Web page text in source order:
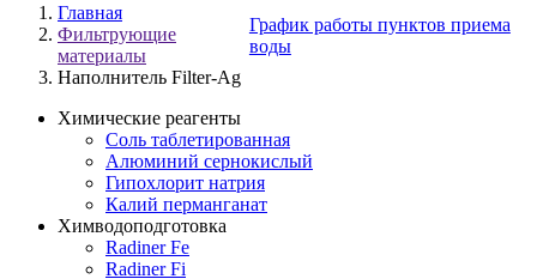
Главная
Фильтрующие
материалы
Наполнитель Filter-Ag
График работы пунктов приема
воды
Химические реагенты
Соль таблетированная
Алюминий сернокислый
Гипохлорит натрия
Калий перманганат
Химводоподготовка
Radiner Fe
Radiner Fi